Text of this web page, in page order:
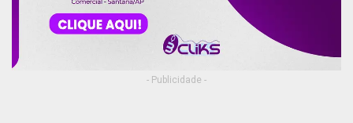
- Publicidade -